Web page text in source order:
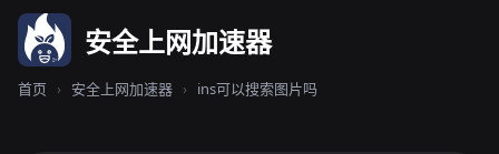
安全上网加速器
首页 › 安全上网加速器 › ins可以搜索图片吗